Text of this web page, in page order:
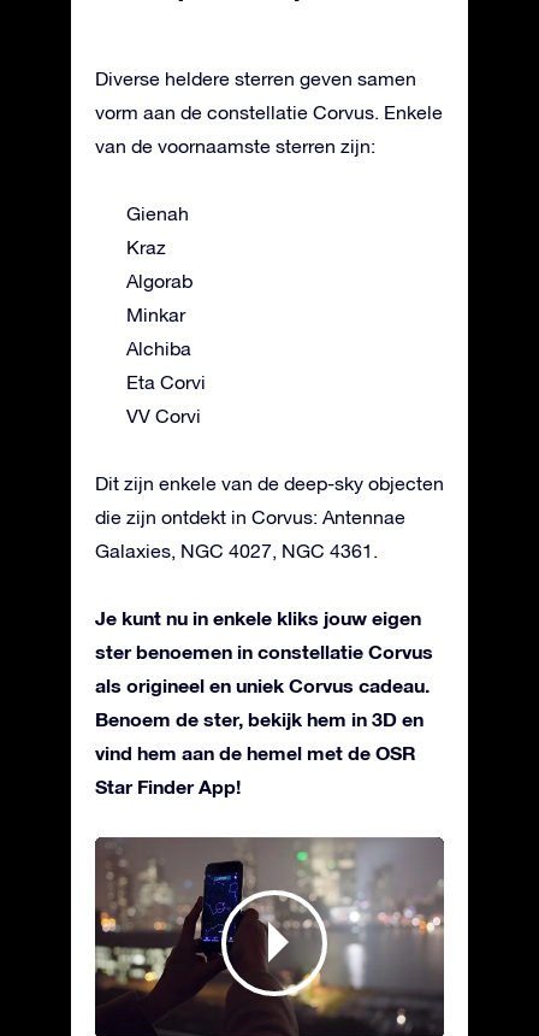
Diverse heldere sterren geven samen
vorm aan de constellatie Corvus. Enkele
van de voornaamste sterren zijn:
Gienah
Kraz
Algorab
Minkar
Alchiba
Eta Corvi
VV Corvi
Dit zijn enkele van de deep-sky objecten
die zijn ontdekt in Corvus: Antennae
Galaxies, NGC 4027, NGC 4361.
Je kunt nu in enkele kliks jouw eigen
ster benoemen in constellatie Corvus
als origineel en uniek Corvus cadeau.
Benoem de ster, bekijk hem in 3D en
vind hem aan de hemel met de OSR
Star Finder App!